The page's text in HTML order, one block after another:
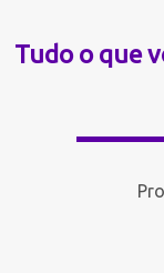
Tudo o que